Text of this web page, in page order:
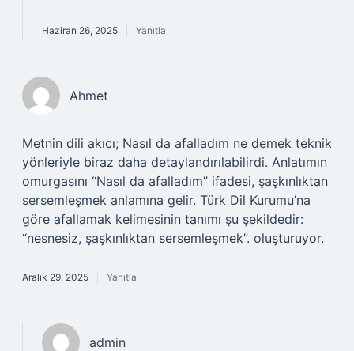
Haziran 26, 2025 Yanıtla
Ahmet
Metnin dili akıcı; Nasıl da afalladım ne demek teknik
yönleriyle biraz daha detaylandırılabilirdi. Anlatımın
omurgasını “Nasıl da afalladım” ifadesi, şaşkınlıktan
sersemleşmek anlamına gelir. Türk Dil Kurumu’na
göre afallamak kelimesinin tanımı şu şekildedir:
“nesnesiz, şaşkınlıktan sersemleşmek”. oluşturuyor.
Aralık 29, 2025 Yanıtla
admin